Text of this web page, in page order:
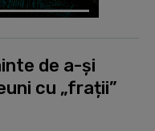
de a-și
cu „frații”